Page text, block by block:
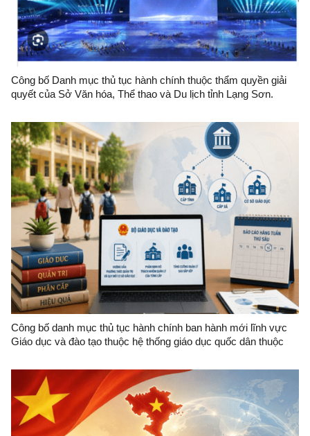
Công bố Danh mục thủ tục hành chính thuộc thẩm quyền giải
quyết của Sở Văn hóa, Thể thao và Du lịch tỉnh Lạng Sơn.
Công bố danh mục thủ tục hành chính ban hành mới lĩnh vực
Giáo dục và đào tạo thuộc hệ thống giáo dục quốc dân thuộc
Sơn